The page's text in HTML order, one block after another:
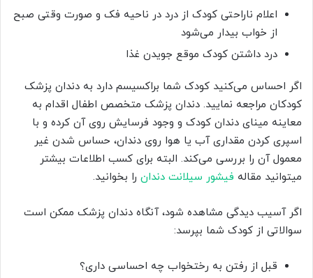
اعلام ناراحتی کودک از درد در ناحیه فک و صورت وقتی صبح
از خواب بیدار می‌شود
درد داشتن کودک موقع جویدن غذا
اگر احساس می‌کنید کودک شما براکسیسم دارد به دندان پزشک
کودکان مراجعه نمایید. دندان پزشک متخصص اطفال اقدام به
معاینه مینای دندان کودک و وجود فرسایش روی آن کرده و با
اسپری کردن مقداری آب یا هوا روی دندان، حساس شدن غیر
معمول آن را بررسی می‌کند. البته برای کسب اطلاعات بیشتر
میتوانید مقاله فیشور سیلانت دندان‌ را بخوانید.
اگر آسیب دیدگی مشاهده شود، آنگاه دندان پزشک ممکن است
سوالاتی از کودک شما بپرسد:
قبل از رفتن به رختخواب چه احساسی داری؟